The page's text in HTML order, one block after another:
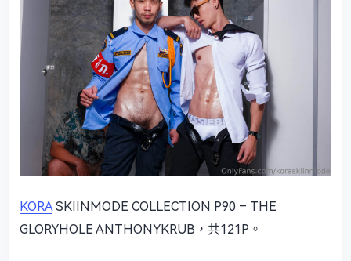
KORASKIINMODE COLLECTION P90 – THE
GLORYHOLE ANTHONYKRUB，共121P。